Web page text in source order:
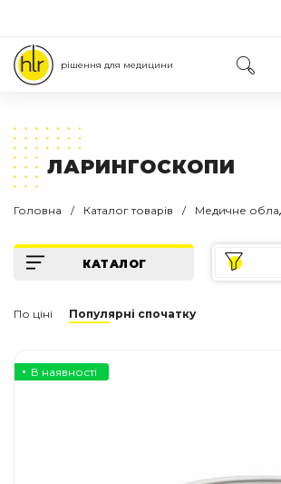
рішення для медицини
ЛАРИНГОСКОПИ
Головна Каталог товарів Медичне
КАТАЛОГ
В наявності